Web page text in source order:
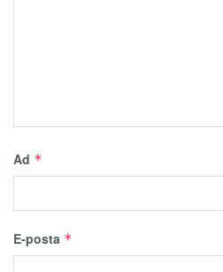
Ad *
E-posta *